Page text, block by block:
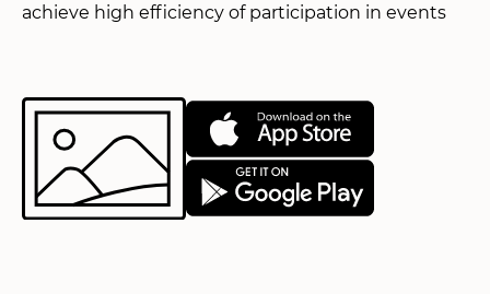
achieve high efficiency of participation in events